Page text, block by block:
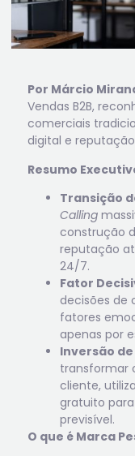
Por Márcio
Vendas B2B,
comerciais
digital e
Resumo
Transição
Calling
construção
reputação
24/7.
Fator
decisões de
fatores
apenas por
Inversão de
transformar
cliente,
gratuito
previsível.
O que é Marca